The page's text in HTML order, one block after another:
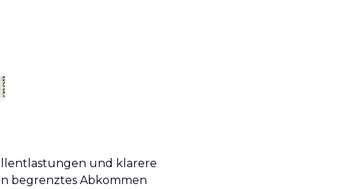
und klarere
begrenztes Abkommen